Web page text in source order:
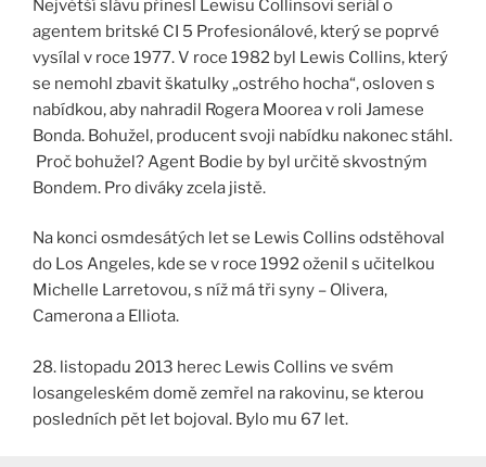
Největší slávu přinesl Lewisu Collinsovi seriál o
agentem britské CI 5 Profesionálové, který se poprvé
vysílal v roce 1977. V roce 1982 byl Lewis Collins, který
se nemohl zbavit škatulky „ostrého hocha“, osloven s
nabídkou, aby nahradil Rogera Moorea v roli Jamese
Bonda. Bohužel, producent svoji nabídku nakonec stáhl.
Proč bohužel? Agent Bodie by byl určitě skvostným
Bondem. Pro diváky zcela jistě.
Na konci osmdesátých let se Lewis Collins odstěhoval
do Los Angeles, kde se v roce 1992 oženil s učitelkou
Michelle Larretovou, s níž má tři syny – Olivera,
Camerona a Elliota.
28. listopadu 2013 herec Lewis Collins ve svém
losangeleském domě zemřel na rakovinu, se kterou
posledních pět let bojoval. Bylo mu 67 let.